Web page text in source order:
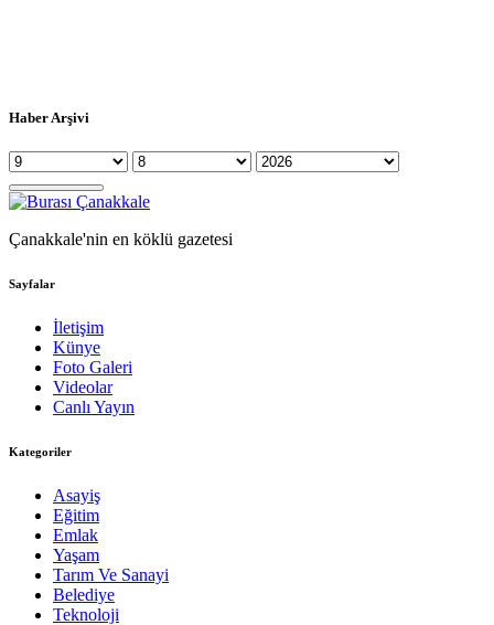
Haber Arşivi
Çanakkale'nin en köklü gazetesi
Sayfalar
İletişim
Künye
Foto Galeri
Videolar
Canlı Yayın
Kategoriler
Asayiş
Eğitim
Emlak
Yaşam
Tarım Ve Sanayi
Belediye
Teknoloji